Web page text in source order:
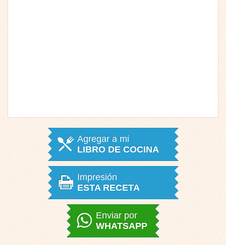
Agregar a mi
LIBRO DE COCINA
Impresión
ESTA RECETA
Enviar por
WHATSAPP